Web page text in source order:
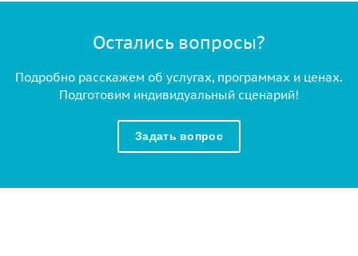
Остались вопросы?
Подробно расскажем об услугах, программах и ценах.
Подготовим индивидуальный сценарий!
Задать вопрос